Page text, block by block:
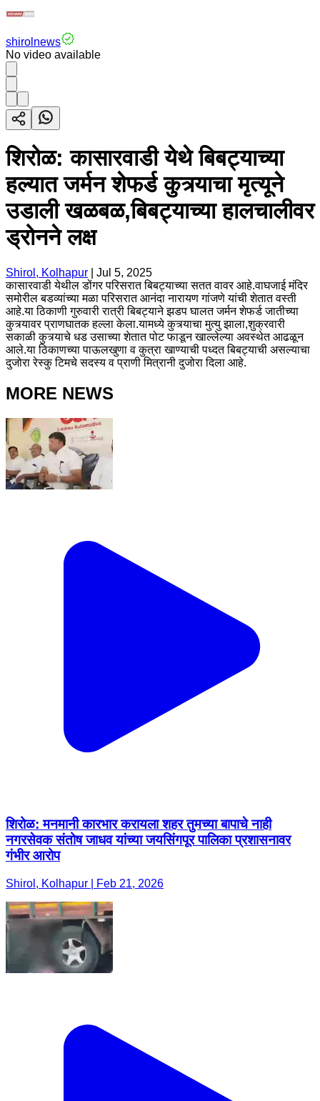
shirolnews
No video available
शिरोळ: कासारवाडी येथे बिबट्याच्या
हल्यात जर्मन शेफर्ड कुत्र्याचा मृत्यूने
उडाली खळबळ,बिबट्याच्या हालचालीवर
ड्रोनने लक्ष
Shirol, Kolhapur
Jul 5, 2025
कासारवाडी येथील डोंगर परिसरात बिबट्याच्या सतत वावर आहे.वाघजाई मंदिर
समोरील बडव्यांच्या मळा परिसरात आनंदा नारायण गांजणे यांची शेतात वस्ती
आहे.या ठिकाणी गुरुवारी रात्री बिबट्याने झडप घालत जर्मन शेफर्ड जातीच्या
कुत्र्यावर प्राणघातक हल्ला केला.यामध्ये कुत्र्याचा मुत्यु झाला,शुक्रवारी
सकाळी कुत्र्याचे धड उसाच्या शेतात पोट फाडून खाल्लेल्या अवस्थेत आढळून
आले.या ठिकाणच्या पाऊलखुणा व कुत्रा खाण्याची पध्दत बिबट्याची असल्याचा
दुजोरा रेस्कु टिमचे सदस्य व प्राणी मित्रानी दुजोरा दिला आहे.
MORE NEWS
शिरोळ: मनमानी कारभार करायला शहर तुमच्या बापाचे नाही
नगरसेवक संतोष जाधव यांच्या जयसिंगपूर पालिका प्रशासनावर
गंभीर आरोप
Shirol, Kolhapur | Feb 21, 2026